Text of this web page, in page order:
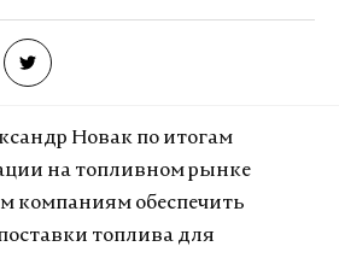
Новак по итогам
на топливном рынке
компаниям обеспечить
топлива для